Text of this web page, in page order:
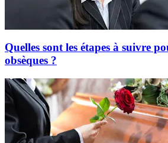
Quelles sont les étapes à suivre
obsèques ?